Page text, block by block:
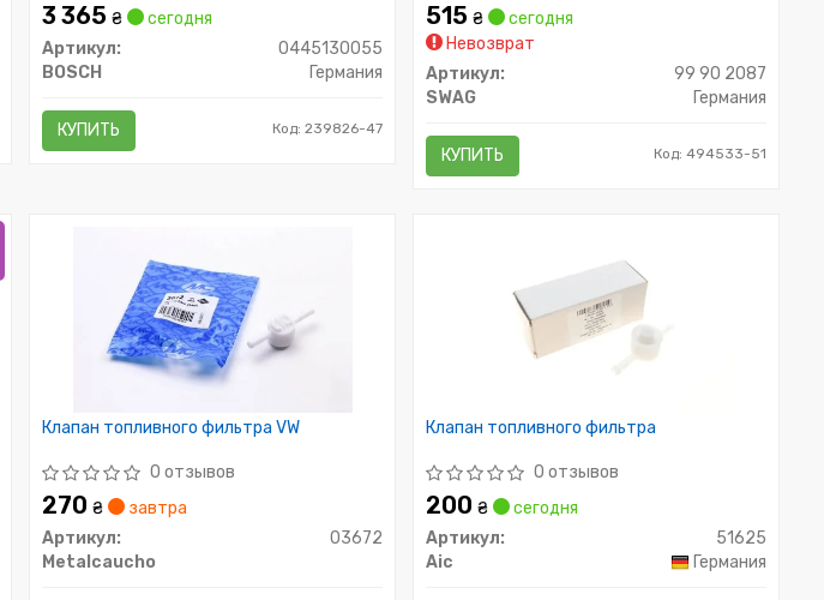
3 365₴
сегодня
Артикул:
0445130055
BOSCH
Германия
КУПИТЬ Код: 239826-47
515₴
сегодня
Невозврат
Артикул:
99 90 2087
SWAG
Германия
КУПИТЬ Код: 494533-51
Клапан топливного фильтра VW
0 отзывов
270₴
завтра
Артикул:
03672
Metalcaucho
Клапан топливного фильтра
0 отзывов
200₴
сегодня
Артикул:
51625
Aic
Германия